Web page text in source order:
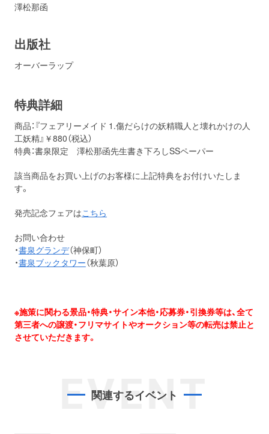
澤松那函
出版社
オーバーラップ
特典詳細
商品：『フェアリーメイド 1.傷だらけの妖精職人と壊れかけの人
工妖精』￥880（税込）
特典：書泉限定 澤松那函先生書き下ろしSSペーパー
該当商品をお買い上げのお客様に上記特典をお付けいたしま
す。
発売記念フェアはこちら
お問い合わせ
・書泉グランデ（神保町）
・書泉ブックタワー（秋葉原）
※施策に関わる景品・特典・サイン本他・応募券・引換券等は、全て
第三者への譲渡・フリマサイトやオークション等の転売は禁止と
させていただきます。
EVENT
関連するイベント